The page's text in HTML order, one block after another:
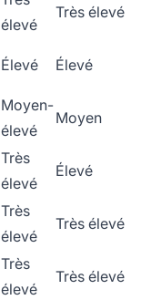
élevé
Très élevé
Élevé Élevé
Moyen-
élevé
Moyen
Très
élevé
Élevé
Très
élevé
Très élevé
Très
élevé
Très élevé